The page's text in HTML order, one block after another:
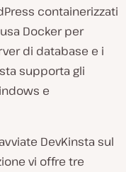
containerizzati
Docker per
di database e i
supporta gli
e
DevKinsta sul
vi offre tre